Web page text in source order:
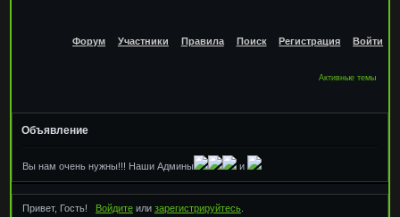
Форум Участники Правила Поиск Регистрация Войти
Активные темы
Объявление
Вы нам очень нужны!!! Наши Админы и
Привет, Гость! Войдитеили зарегистрируйтесь.